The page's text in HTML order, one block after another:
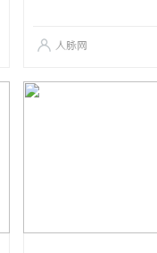
人脉网